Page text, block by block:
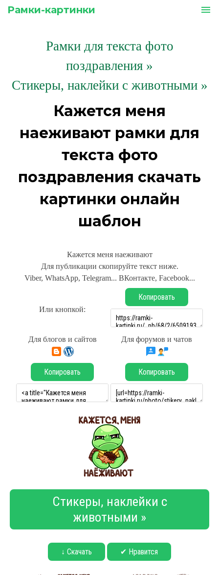
Рамки-картинки menu
Рамки для текста фото
поздравления »
Стикеры, наклейки с животными »
Кажется меня
наеживают рамки для
текста фото
поздравления скачать
картинки онлайн
шаблон
Кажется меня наеживают
Для публикации скопируйте текст ниже.
Viber, WhatsApp, Telegram... ВКонтакте, Facebook...
Или кнопкой:
Копировать
Для блогов и сайтов Для форумов и чатов
Копировать Копировать
Стикеры, наклейки с
животными »
↓ Скачать ✔ Нравится